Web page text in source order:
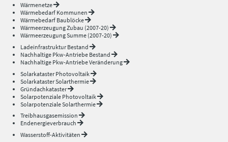
Wärmenetze
Wärmebedarf Kommunen
Wärmebedarf Baublöcke
Wärmeerzeugung Zubau (2007-20)
Wärmeerzeugung Summe (2007-20)
Ladeinfrastruktur Bestand
Nachhaltige Pkw-Antriebe Bestand
Nachhaltige Pkw-Antriebe Veränderung
Solarkataster Photovoltaik
Solarkataster Solarthermie
Gründachkataster
Solarpotenziale Photovoltaik
Solarpotenziale Solarthermie
Treibhausgasemission
Endenergieverbrauch
Wasserstoff-Aktivitäten